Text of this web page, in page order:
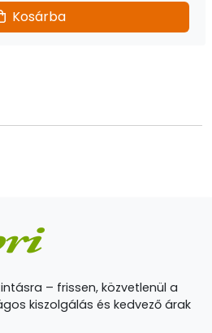
Kosárba
– frissen, közvetlenül a
kiszolgálás és kedvező árak